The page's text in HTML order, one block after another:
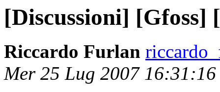
[Discussioni] [Gfoss]
Riccardo Furlan
Mer 25 Lug 2007 16:31:16